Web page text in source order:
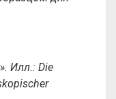
Илл.: Die